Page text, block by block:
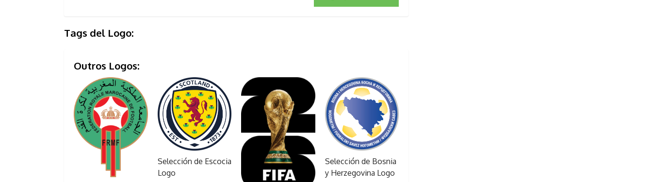
Tags del Logo:
Outros Logos:
Selección de Escocia
Logo
Selección de Bosnia
y Herzegovina Logo